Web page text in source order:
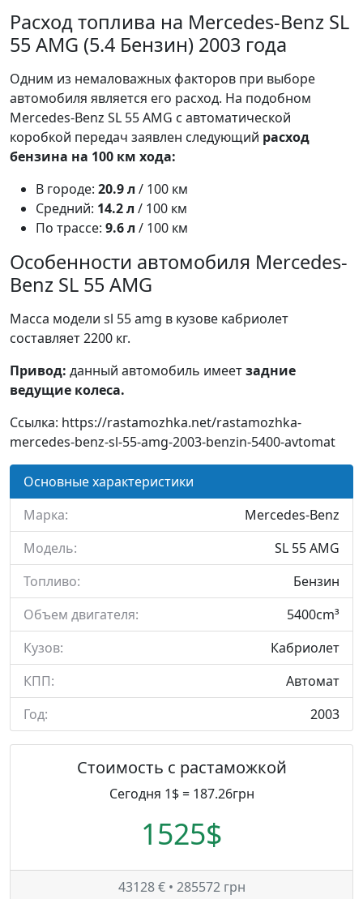
Расход топлива на Mercedes-Benz SL
55 AMG (5.4 Бензин) 2003 года
Одним из немаловажных факторов при выборе
автомобиля является его расход. На подобном
Mercedes-Benz SL 55 AMG с автоматической
коробкой передач заявлен следующий расход
бензина на 100 км хода:
В городе: 20.9 л / 100 км
Средний: 14.2 л / 100 км
По трассе: 9.6 л / 100 км
Особенности автомобиля Mercedes-
Benz SL 55 AMG
Масса модели sl 55 amg в кузове кабриолет
составляет 2200 кг.
Привод: данный автомобиль имеетзадние
ведущие колеса.
Ссылка: https://rastamozhka.net/rastamozhka-
mercedes-benz-sl-55-amg-2003-benzin-5400-avtomat
Основные характеристики
Марка:
Mercedes-Benz
Модель:
SL 55 AMG
Топливо:
Бензин
Объем двигателя:
5400cm³
Кузов:
Кабриолет
КПП:
Автомат
Год:
2003
Стоимость с растаможкой
Сегодня 1$ = 187.26грн
1525$
43128 € • 285572 грн